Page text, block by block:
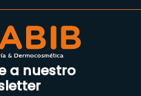
a nuestro